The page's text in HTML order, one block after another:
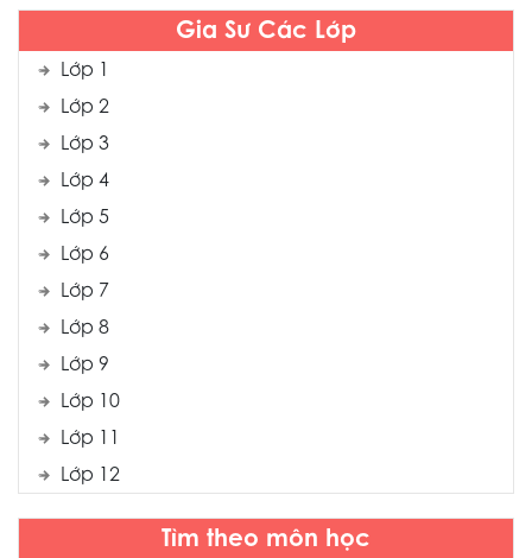
Gia Sư Các Lớp
Lớp 1
Lớp 2
Lớp 3
Lớp 4
Lớp 5
Lớp 6
Lớp 7
Lớp 8
Lớp 9
Lớp 10
Lớp 11
Lớp 12
Tìm theo môn học